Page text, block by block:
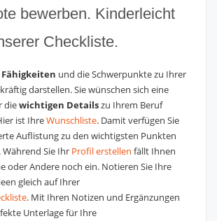
bewerben. Kinderleicht
Checkliste.
Fähigkeiten und die Schwerpunkte zu Ihrer
darstellen. Sie wünschen sich eine
diewichtigen Detailszu Ihrem Beruf
ist IhreWunschliste. Damit verfügen Sie
Auflistung zu den wichtigsten Punkten
Sie Ihr Profil erstellen fällt Ihnen
oder Andere noch ein. Notieren Sie Ihre
gleich auf Ihrer
. Mit Ihren Notizen und Ergänzungen
Unterlage für Ihre